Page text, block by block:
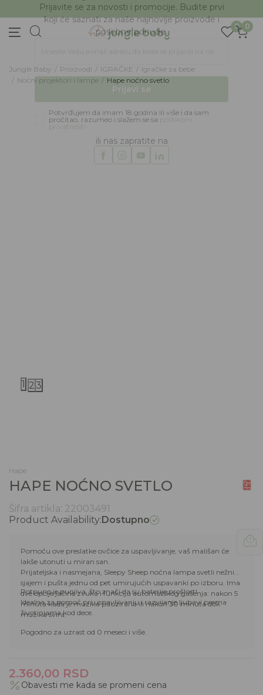
BESPLATNA ISPORUKA Paketa preko 4.000 RSD
0 0
Jungle Baby Proizvodi IGRAČKE
Igračke za bebe
Noćni projektori i lampe
Hape noćno svetlo
1 2 3
Hape
HAPE NOĆNO SVETLO
Šifra artikla: 22003491
Product Availability:Dostupno
Pomoću ove preslatke ovčice za uspavljivanje, vaš mališan će
lakše utonuti u miran san.
Prijateljska i nasmejana, Sleepy Sheep noćna lampa svetli nežnim
sjajem i pušta jednu od pet umirujućih uspavanki po izboru. Ima
dve opcije jačine zvuka i funkciju automatskog gašenja: nakon 5
minuta kada je muzika pauzirana ili nakon 30 minuta dok
muzika svira.
Potpuno je punjiva, što znači da su baterije prošlost!
Idealna za pomoć pri uspavljivanju i razvijanje ljubavi prema
životinjama kod dece.
Pogodno za uzrast od 0 meseci i više.
2.360,00 RSD
Obavesti me kada se promeni cena
Prijava na newsletter
Prijavite se za novosti i promocije. Budite prvi
koji će saznati za naše najnovije proizvode i
Unesite Vašu e‑mail adresu da biste se prijavili na newsletter.
Prijavi se
Potvrđujem da imam 18 godina ili više i da sam
pročitao, razumeo i slažem se sapolitikom
ili nas zapratite na